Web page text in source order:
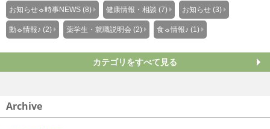
お知らせ☼時事NEWS (8) 健康情報・相談 (7) お知らせ (3)
動☼情報♪ (2) 薬学生・就職説明会 (2) 食☼情報♪ (1)
カテゴリをすべて見る
Archive